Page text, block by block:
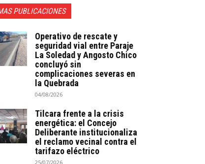
PUBLICACIONES
Operativo de rescate y
seguridad vial entre Paraje
La Soledad y Angosto Chico
concluyó sin
complicaciones severas en
la Quebrada
04/08/2026
Tilcara frente a la crisis
energética: el Concejo
Deliberante institucionaliza
el reclamo vecinal contra el
tarifazo eléctrico
25/07/2026